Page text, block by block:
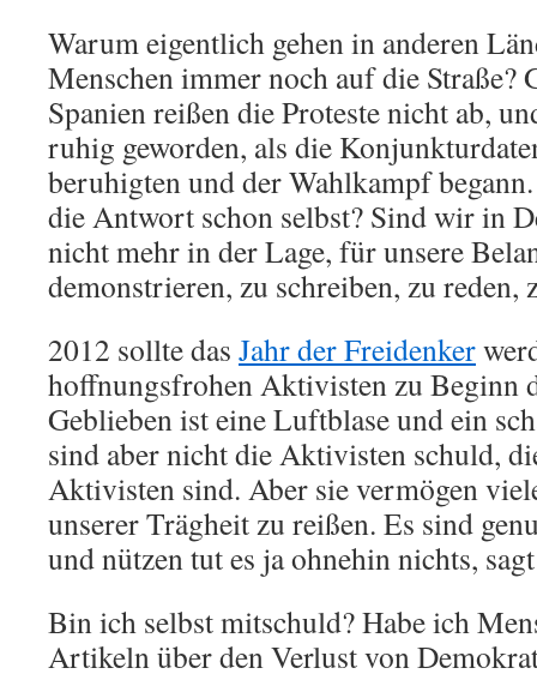
Warum eigentlich gehen in anderen
Menschen immer noch auf die Straße?
Spanien reißen die Proteste nicht ab,
ruhig geworden, als die
beruhigten und der Wahlkampf
die Antwort schon selbst? Sind wir in
nicht mehr in der Lage, für unsere
demonstrieren, zu schreiben, zu reden,
2012 sollte das Jahr der Freidenker
hoffnungsfrohen Aktivisten zu Beginn
Geblieben ist eine Luftblase und ein
sind aber nicht die Aktivisten schuld,
Aktivisten sind. Aber sie vermögen
unserer Trägheit zu reißen. Es sind
und nützen tut es ja ohnehin nichts,
Bin ich selbst mitschuld? Habe ich
Artikeln über den Verlust von